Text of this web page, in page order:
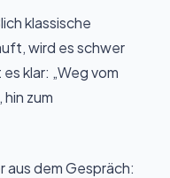
klassische
wird es schwer
klar: „Weg vom
zum
dem Gespräch: